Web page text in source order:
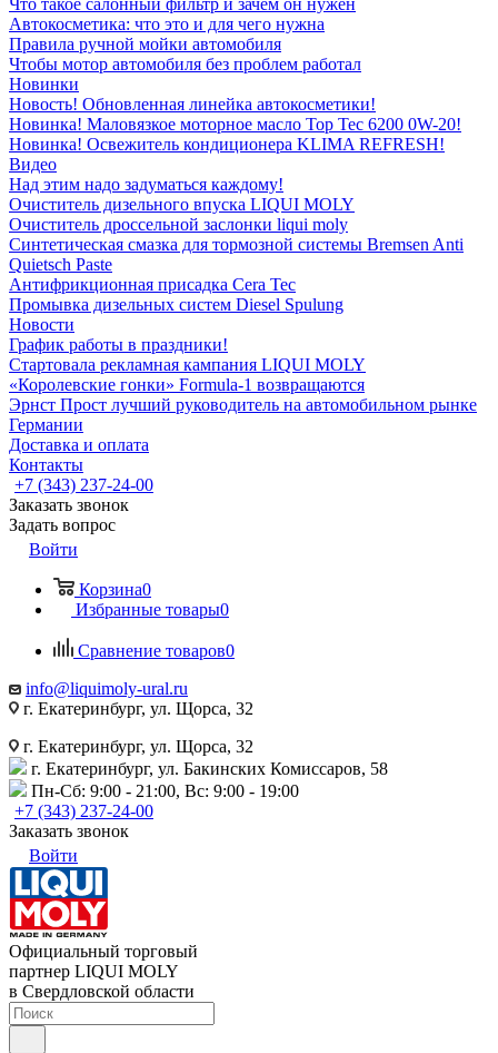
Что такое салонный фильтр и зачем он нужен
Автокосметика: что это и для чего нужна
Правила ручной мойки автомобиля
Чтобы мотор автомобиля без проблем работал
Новинки
Новость! Обновленная линейка автокосметики!
Новинка! Маловязкое моторное масло Top Tec 6200 0W-20!
Новинка! Освежитель кондиционера KLIMA REFRESH!
Видео
Над этим надо задуматься каждому!
Очиститель дизельного впуска LIQUI MOLY
Очиститель дроссельной заслонки liqui moly
Синтетическая смазка для тормозной системы Bremsen Anti
Quietsch Paste
Антифрикционная присадка Cera Tec
Промывка дизельных систем Diesel Spulung
Новости
График работы в праздники!
Стартовала рекламная кампания LIQUI MOLY
«Королевские гонки» Formula-1 возвращаются
Эрнст Прост лучший руководитель на автомобильном рынке
Германии
Доставка и оплата
Контакты
+7 (343) 237-24-00
Заказать звонок
Задать вопрос
Войти
Корзина0
Избранные товары0
Сравнение товаров0
info@liquimoly-ural.ru
г. Екатеринбург, ул. Щорса, 32
г. Екатеринбург, ул. Щорса, 32
г. Екатеринбург, ул. Бакинских Комиссаров, 58
Пн-Сб: 9:00 - 21:00, Вс: 9:00 - 19:00
+7 (343) 237-24-00
Заказать звонок
Войти
Официальный торговый
партнер LIQUI MOLY
в Свердловской области